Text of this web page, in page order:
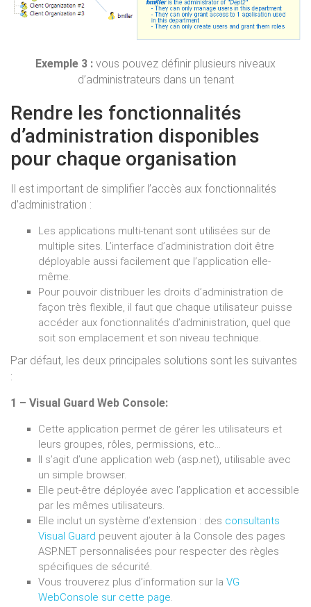
Exemple 3 : vous pouvez définir plusieurs niveaux
d’administrateurs dans un tenant
Rendre les fonctionnalités
d’administration disponibles
pour chaque organisation
Il est important de simplifier l’accès aux fonctionnalités
d’administration :
Les applications multi-tenant sont utilisées sur de
multiple sites. L’interface d’administration doit être
déployable aussi facilement que l’application elle-
même.
Pour pouvoir distribuer les droits d’administration de
façon très flexible, il faut que chaque utilisateur puisse
accéder aux fonctionnalités d’administration, quel que
soit son emplacement et son niveau technique.
Par défaut, les deux principales solutions sont les suivantes
:
1 – Visual Guard Web Console:
Cette application permet de gérer les utilisateurs et
leurs groupes, rôles, permissions, etc…
Il s’agit d’une application web (asp.net), utilisable avec
un simple browser.
Elle peut-être déployée avec l’application et accessible
par les mêmes utilisateurs.
Elle inclut un système d’extension : des consultants
Visual Guard peuvent ajouter à la Console des pages
ASP.NET personnalisées pour respecter des règles
spécifiques de sécurité.
Vous trouverez plus d’information sur la VG
WebConsole sur cette page.